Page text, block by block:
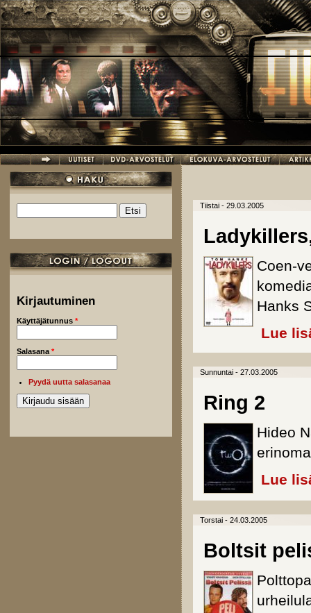
Hyppää pääsisältöön
Hakulomake
Kirjautuminen
Käyttäjätunnus *
Salasana *
Pyydä uutta salasanaa
Tiistai - 29.03.2005
Coen-
Hanks
Lue
Sunnuntai - 27.03.2005
Ring 2
Hideo
Lue
Torstai - 24.03.2005
Boltsit